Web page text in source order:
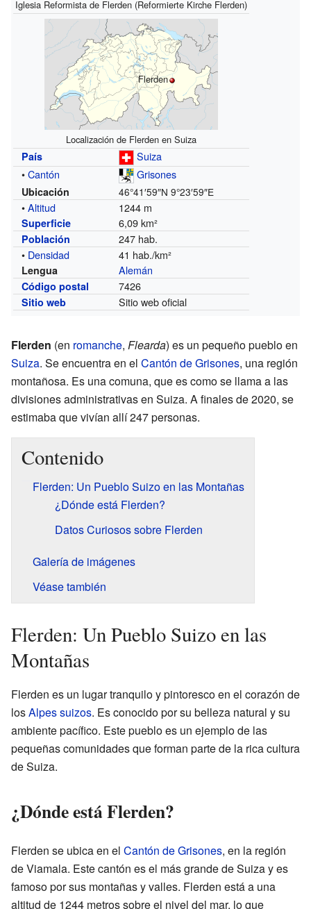
Iglesia Reformista de Flerden (Reformierte Kirche Flerden)
Flerden
Localización de Flerden en Suiza
País
Suiza
•Cantón Grisones
Ubicación 46°41′59″N 9°23′59″E
•Altitud 1244 m
Superficie 6,09 km²
Población
247 hab.
• Densidad 41 hab./km²
Lengua Alemán
Código postal 7426
Sitio web Sitio web oficial
Flerden (en romanche, Flearda) es un pequeño pueblo en
Suiza. Se encuentra en el Cantón de Grisones, una región
montañosa. Es una comuna, que es como se llama a las
divisiones administrativas en Suiza. A finales de 2020, se
estimaba que vivían allí 247 personas.
Contenido
Flerden: Un Pueblo Suizo en las Montañas
¿Dónde está Flerden?
Datos Curiosos sobre Flerden
Galería de imágenes
Véase también
Flerden: Un Pueblo Suizo en las
Montañas
Flerden es un lugar tranquilo y pintoresco en el corazón de
losAlpes suizos. Es conocido por su belleza natural y su
ambiente pacífico. Este pueblo es un ejemplo de las
pequeñas comunidades que forman parte de la rica cultura
de Suiza.
¿Dónde está Flerden?
Flerden se ubica en el Cantón de Grisones, en la región
de Viamala. Este cantón es el más grande de Suiza y es
famoso por sus montañas y valles. Flerden está a una
altitud de 1244 metros sobre el nivel del mar, lo que